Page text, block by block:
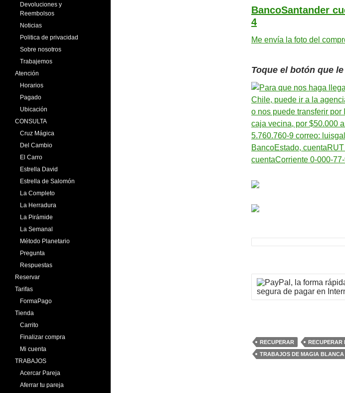
BancoSantander
4
Me envía la foto del
Toque el botón que
RECUPERAR RECUPERAR
TRABAJOS DE MAGIA BLANCA
Devoluciones y
Reembolsos
Noticias
Politica de privacidad
Sobre nosotros
Trabajemos
Atención
Horarios
Pagado
Ubicación
CONSULTA
Cruz Mágica
Del Cambio
El Carro
Estrella David
Estrella de Salomón
La Completo
La Herradura
La Pirámide
La Semanal
Método Planetario
Pregunta
Respuestas
Reservar
Tarifas
FormaPago
Tienda
Carrito
Finalizar compra
Mi cuenta
TRABAJOS
Acercar Pareja
Aferrar tu pareja